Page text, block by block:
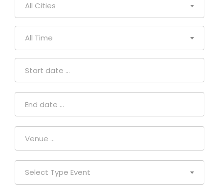
All Cities
All Time
Select Type Event